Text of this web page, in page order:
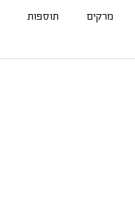
מרקים תוספות